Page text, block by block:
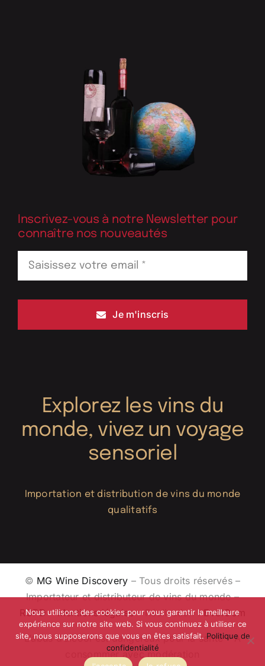
Inscrivez-vous à notre Newsletter pour
connaître nos nouveautés
Je m'inscris
Explorez les vins du
monde, vivez un voyage
sensoriel
Importation et distribution de vins du monde
qualitatifs
© MG Wine Discovery – Tous droits réservés –
Importateur et distributeur de vins du monde –
RGPD –Mentions légales– Réalisation : EvolCom
L’abus d’alcool est dangereux pour la santé – A
consommer avec modération
Nous utilisons des cookies pour vous garantir la meilleure
expérience sur notre site web. Si vous continuez à utiliser ce
site, nous supposerons que vous en êtes satisfait. Politique de
confidentialité